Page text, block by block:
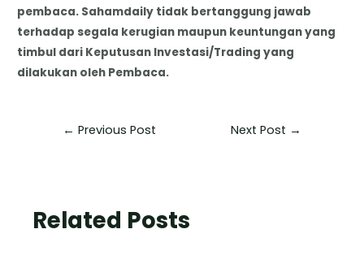
pembaca. Sahamdaily tidak bertanggung jawab
terhadap segala kerugian maupun keuntungan yang
timbul dari Keputusan Investasi/Trading yang
dilakukan oleh Pembaca.
← Previous Post Next Post →
Related Posts